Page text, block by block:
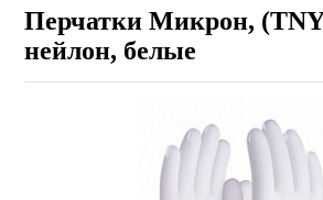
Перчатки Микрон,
нейлон, белые